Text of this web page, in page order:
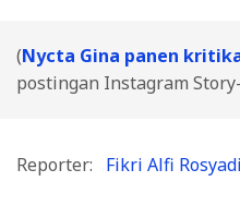
(Nycta Gina panen
postingan Instagram
Reporter: Fikri Alfi Rosyadi